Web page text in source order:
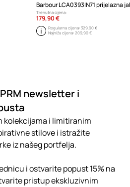
Trenutna cijena:
179,90 €
Regularna cijena: 329,90 €
Najniža cijena: 209,90 €
newsletter i
kolekcijama i limitiranim
stilove i istražite
iz našeg portfelja.
i ostvarite popust 15% na
pristup ekskluzivnim